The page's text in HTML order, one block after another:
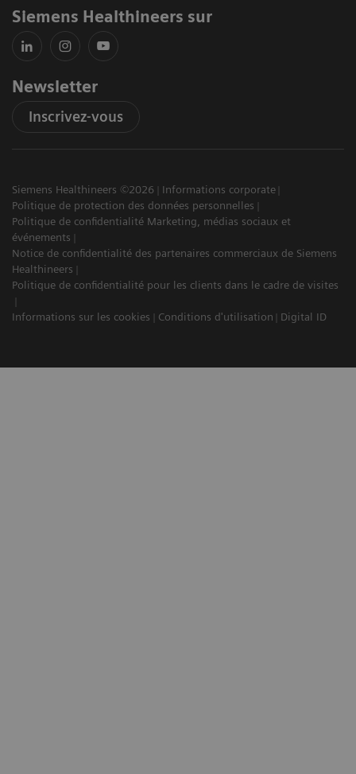
Siemens Healthineers sur
Newsletter
Inscrivez-vous
Siemens Healthineers ©2026
Informations corporate
Politique de protection des données personnelles
Politique de confidentialité Marketing, médias sociaux et
événements
Notice de confidentialité des partenaires commerciaux de Siemens
Healthineers
Politique de confidentialité pour les clients dans le cadre de visites
Informations sur les cookies Conditions d'utilisation Digital ID